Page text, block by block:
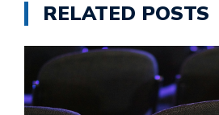
RELATED POSTS